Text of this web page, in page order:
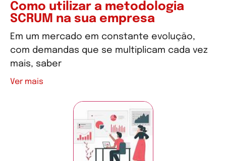
Como utilizar a metodologia
SCRUM na sua empresa
Em um mercado em constante evolução,
com demandas que se multiplicam cada vez
mais, saber
Ver mais